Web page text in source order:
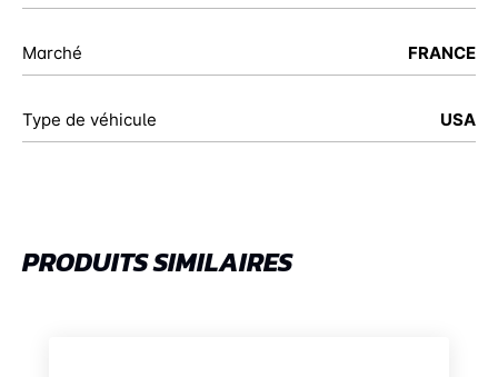
Marché FRANCE
Type de véhicule USA
PRODUITS SIMILAIRES